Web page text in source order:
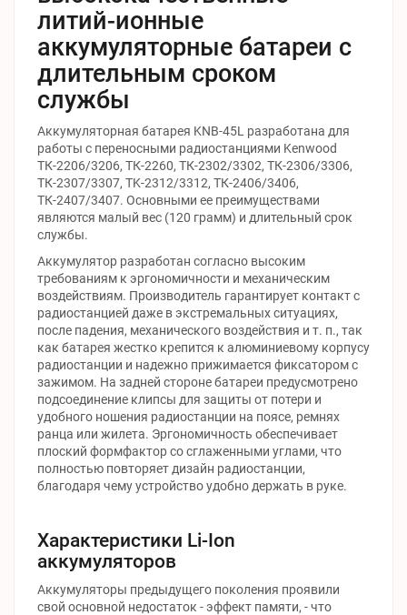
литий-ионные
аккумуляторные батареи с
длительным сроком
службы
Аккумуляторная батарея KNB-45L разработана для
работы с переносными радиостанциями Kenwood
ТК-2206/3206, ТК-2260, ТК-2302/3302, ТК-2306/3306,
ТК-2307/3307, TK-2312/3312, ТК-2406/3406,
ТК-2407/3407. Основными ее преимуществами
являются малый вес (120 грамм) и длительный срок
службы.
Аккумулятор разработан согласно высоким
требованиям к эргономичности и механическим
воздействиям. Производитель гарантирует контакт с
радиостанцией даже в экстремальных ситуациях,
после падения, механического воздействия и т. п., так
как батарея жестко крепится к алюминиевому корпусу
радиостанции и надежно прижимается фиксатором с
зажимом. На задней стороне батареи предусмотрено
подсоединение клипсы для защиты от потери и
удобного ношения радиостанции на поясе, ремнях
ранца или жилета. Эргономичность обеспечивает
плоский формфактор со сглаженными углами, что
полностью повторяет дизайн радиостанции,
благодаря чему устройство удобно держать в руке.
Характеристики Li-Ion
аккумуляторов
Аккумуляторы предыдущего поколения проявили
свой основной недостаток - эффект памяти, - что